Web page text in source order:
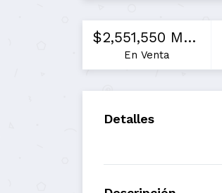
$2,551,550 MXN
En Venta
Detalles